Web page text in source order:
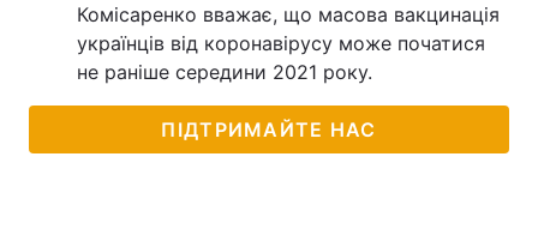
Комісаренко вважає, що масова вакцинація
українців від коронавірусу може початися
не раніше середини 2021 року.
ПІДТРИМАЙТЕ НАС